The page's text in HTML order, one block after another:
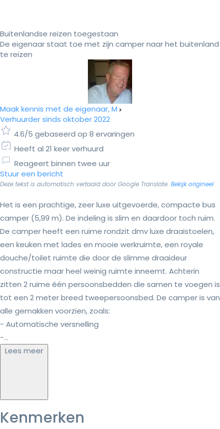
Buitenlandse reizen toegestaan
De eigenaar staat toe met zijn camper naar het buitenland
te reizen
Maak kennis met de eigenaar, M
Verhuurder sinds oktober 2022
4.6/5 gebaseerd op 8 ervaringen
Heeft al 21 keer verhuurd
Reageert binnen twee uur
Stuur een bericht
Deze tekst is automatisch vertaald door Google Translate. Bekijk origineel
Het is een prachtige, zeer luxe uitgevoerde, compacte bus
camper (5,99 m). De indeling is slim en daardoor toch ruim.
De camper heeft een ruime rondzit dmv luxe draaistoelen,
een keuken met lades en mooie werkruimte, een royale
douche/toilet ruimte die door de slimme draaideur
constructie maar heel weinig ruimte inneemt. Achterin
zitten 2 ruime één persoonsbedden die samen te voegen is
tot een 2 meter breed tweepersoonsbed. De camper is van
alle gemakken voorzien, zoals:
- Automatische versnelling
-...
Lees meer
Kenmerken